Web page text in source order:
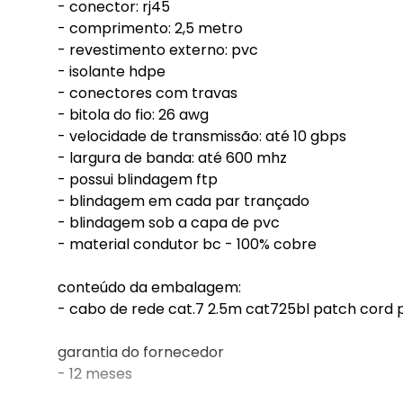
- conector: rj45
- comprimento: 2,5 metro
- revestimento externo: pvc
- isolante hdpe
- conectores com travas
- bitola do fio: 26 awg
- velocidade de transmissão: até 10 gbps
- largura de banda: até 600 mhz
- possui blindagem ftp
- blindagem em cada par trançado
- blindagem sob a capa de pvc
- material condutor bc - 100% cobre
conteúdo da embalagem:
- cabo de rede cat.7 2.5m cat725bl patch cord
garantia do fornecedor
- 12 meses